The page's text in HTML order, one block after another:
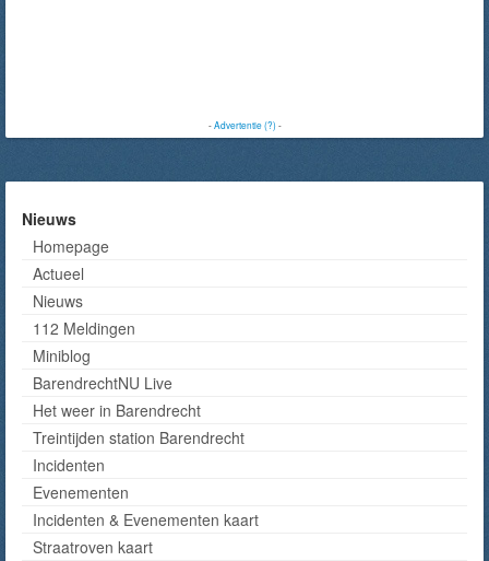
-Advertentie (?)-
Nieuws
Homepage
Actueel
Nieuws
112 Meldingen
Miniblog
BarendrechtNU Live
Het weer in Barendrecht
Treintijden station Barendrecht
Incidenten
Evenementen
Incidenten & Evenementen kaart
Straatroven kaart